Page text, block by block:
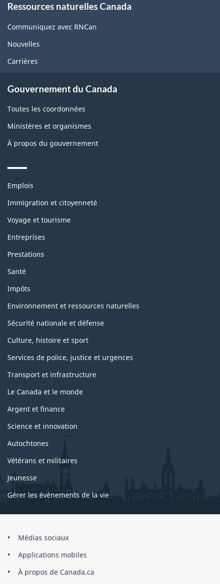
this
site
Ressources naturelles Canada
Communiquez avec RNCan
Nouvelles
Carrières
Gouvernement du Canada
Toutes les coordonnées
Ministères et organismes
À propos du gouvernement
Themes
topics
Emplois
Immigration et citoyenneté
Voyage et tourisme
Entreprises
Prestations
Santé
Impôts
Environnement et ressources naturelles
Sécurité nationale et défense
Culture, histoire et sport
Services de police, justice et urgences
Transport et infrastructure
Le Canada et le monde
Argent et finance
Science et innovation
Autochtones
Vétérans et militaires
Jeunesse
Gérer les événements de la vie
Organisation
gouvernement
du
Canada
Médias sociaux
Applications mobiles
À propos de Canada.ca